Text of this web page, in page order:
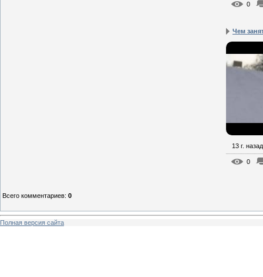
0
Чем
13 г. назад
0
Всего комментариев: 0
Полная версия сайта